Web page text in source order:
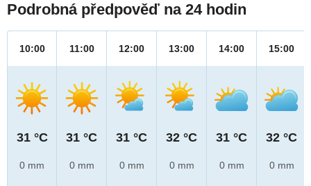
Podrobná předpověď na 24 hodin
10:00
31 °C
0 mm
11:00
31 °C
0 mm
12:00
31 °C
0 mm
13:00
32 °C
0 mm
14:00
31 °C
0 mm
15:00
32 °C
0 mm